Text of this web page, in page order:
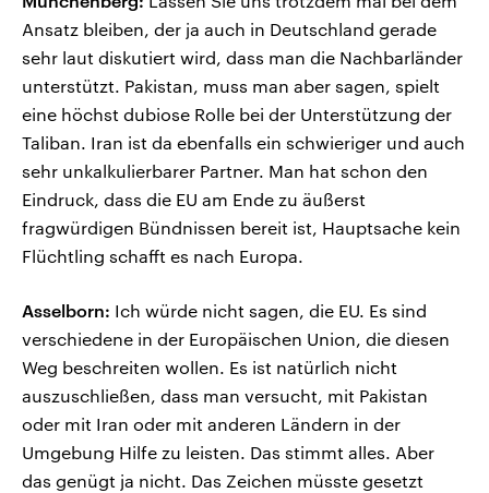
Ansatz bleiben, der ja auch in Deutschland gerade
sehr laut diskutiert wird, dass man die Nachbarländer
unterstützt. Pakistan, muss man aber sagen, spielt
eine höchst dubiose Rolle bei der Unterstützung der
Taliban. Iran ist da ebenfalls ein schwieriger und auch
sehr unkalkulierbarer Partner. Man hat schon den
Eindruck, dass die EU am Ende zu äußerst
fragwürdigen Bündnissen bereit ist, Hauptsache kein
Flüchtling schafft es nach Europa.
Asselborn: Ich würde nicht sagen, die EU. Es sind
verschiedene in der Europäischen Union, die diesen
Weg beschreiten wollen. Es ist natürlich nicht
auszuschließen, dass man versucht, mit Pakistan
oder mit Iran oder mit anderen Ländern in der
Umgebung Hilfe zu leisten. Das stimmt alles. Aber
das genügt ja nicht. Das Zeichen müsste gesetzt